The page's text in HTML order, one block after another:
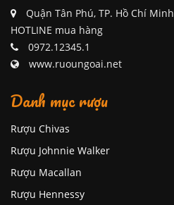
Quận Tân Phú, TP. Hồ Chí Minh
HOTLINE mua hàng
0972.12345.1
www.ruoungoai.net
Danh mục rượu
Rượu Chivas
Rượu Johnnie Walker
Rượu Macallan
Rượu Hennessy